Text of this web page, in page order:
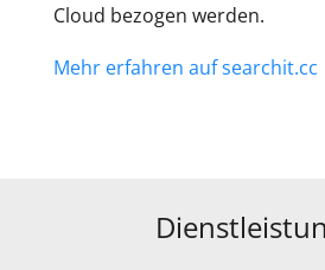
Cloud bezogen werden.
Mehr erfahren auf searchit.cc